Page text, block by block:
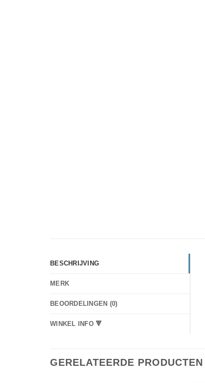
BESCHRIJVING
MERK
BEOORDELINGEN (0)
WINKEL INFO 🔻
GERELATEERDE PRODUCTEN